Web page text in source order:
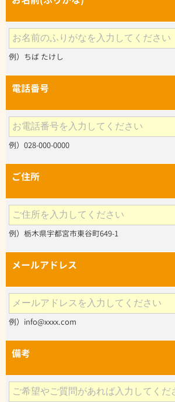
例）ちば たけし
電話番号
例）028-000-0000
ご住所
例）栃木県宇都宮市東谷町649-1
メールアドレス
例）info@xxxx.com
備考